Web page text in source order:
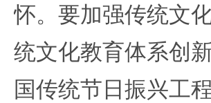
怀。要加强传统文
统文化教育体系创
国传统节日振兴工